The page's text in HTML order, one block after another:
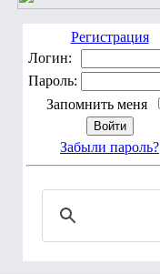
Регистрация
Логин:
Пароль:
Запомнить меня
Забыли пароль?